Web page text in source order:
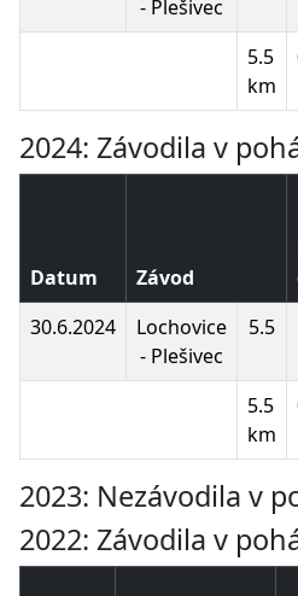
- Plešivec
5.5
km
2024: Závodila v
Datum Závod
30.6.2024
Lochovice
- Plešivec
5.5
5.5
km
2023: Nezávodila v
2022: Závodila v